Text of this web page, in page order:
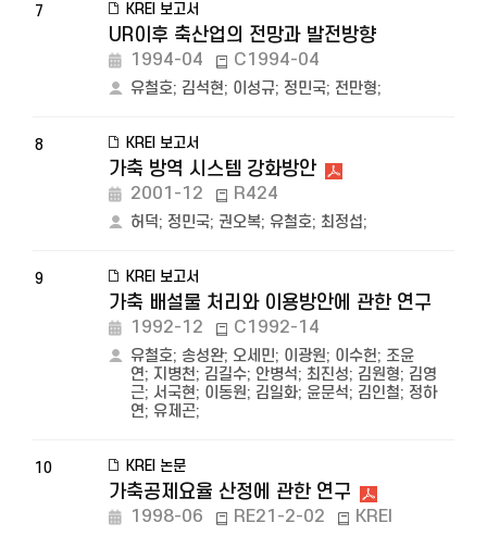
7 KREI 보고서
UR이후 축산업의 전망과 발전방향
1994-04 C1994-04
유철호; 김석현; 이성규; 정민국; 전만형;
8 KREI 보고서
가축 방역 시스템 강화방안
2001-12 R424
허덕; 정민국; 권오복; 유철호; 최정섭;
9 KREI 보고서
가축 배설물 처리와 이용방안에 관한 연구
1992-12 C1992-14
유철호; 송성완; 오세민; 이광원; 이수헌; 조윤
연; 지병천; 김길수; 안병석; 최진성; 김원형; 김영
근; 서국현; 이동원; 김일화; 윤문석; 김인철; 정하
연; 유제곤;
10 KREI 논문
가축공제요율 산정에 관한 연구
1998-06 RE21-2-02 KREI